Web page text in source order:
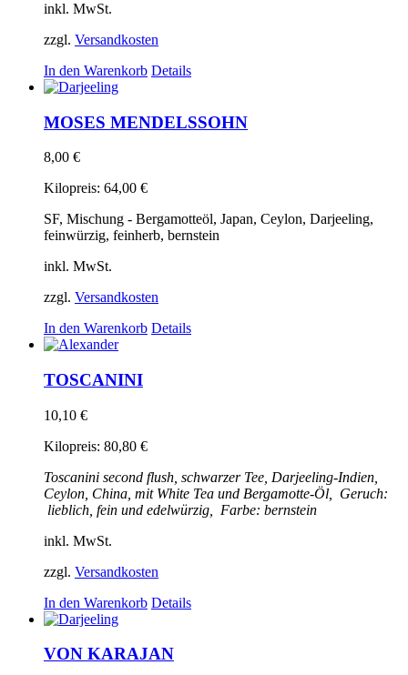
inkl. MwSt.
zzgl. Versandkosten
In den Warenkorb Details
MOSES MENDELSSOHN
8,00 €
Kilopreis: 64,00 €
SF, Mischung - Bergamotteöl, Japan, Ceylon, Darjeeling,
feinwürzig, feinherb, bernstein
inkl. MwSt.
zzgl. Versandkosten
In den Warenkorb Details
TOSCANINI
10,10 €
Kilopreis: 80,80 €
Toscanini second flush, schwarzer Tee, Darjeeling-Indien,
Ceylon, China, mit White Tea und Bergamotte-Öl,
Geruch:
lieblich, fein und edelwürzig,
Farbe: bernstein
inkl. MwSt.
zzgl. Versandkosten
In den Warenkorb Details
VON KARAJAN